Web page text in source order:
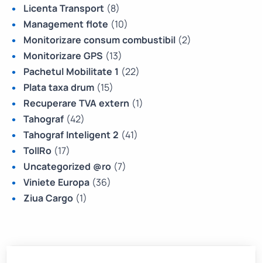
Licenta Transport (8)
Management flote (10)
Monitorizare consum combustibil (2)
Monitorizare GPS (13)
Pachetul Mobilitate 1 (22)
Plata taxa drum (15)
Recuperare TVA extern (1)
Tahograf (42)
Tahograf Inteligent 2 (41)
TollRo (17)
Uncategorized @ro (7)
Viniete Europa (36)
Ziua Cargo (1)